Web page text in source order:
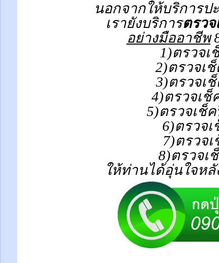
นอกจากให้บริการป
เรายังบริการตรวจ
อย่างมืออาชีพ
1)ตรวจเ
2)ตรวจเ
3)ตรวจเ
4)ตรวจเช็
5)ตรวจเช็ค
6)ตรวจเ
7)ตรวจ
8)ตรวจเ
ให้ท่านได้อุ่นใจหลั